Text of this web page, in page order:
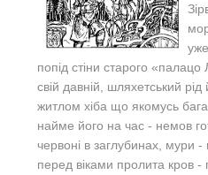
попід стіни старого
свій давній, шляхетський
житлом хіба що якомусь
найме його на час - немов
червоні в заглубинах, мури
перед віками пролита кров